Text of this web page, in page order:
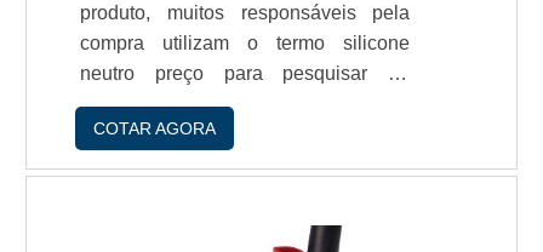
produto, muitos responsáveis pela
compra utilizam o termo silicone
neutro preço para pesquisar na
internet. Porém.
COTAR AGORA